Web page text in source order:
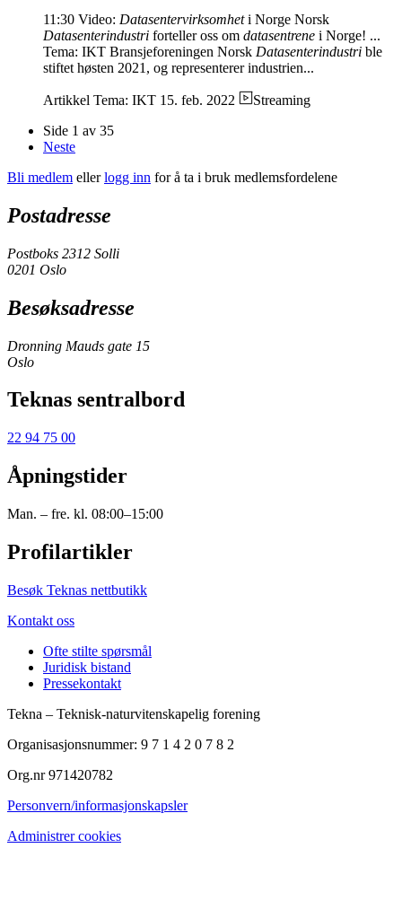
11:30 Video: Datasentervirksomheti Norge Norsk
Datasenterindustri forteller oss om datasentrene i Norge! ...
Tema: IKT Bransjeforeningen Norsk Datasenterindustri ble
stiftet høsten 2021, og representerer industrien...
Artikkel Tema: IKT 15. feb. 2022
Streaming
Side 1 av 35
Neste
Bli medlem ellerlogg inn for å ta i bruk medlemsfordelene
Postadresse
Postboks 2312 Solli
0201 Oslo
Besøksadresse
Dronning Mauds gate 15
Oslo
Teknas sentralbord
22 94 75 00
Åpningstider
Man. – fre. kl. 08:00–15:00
Profilartikler
Besøk Teknas nettbutikk
Kontakt oss
Ofte stilte spørsmål
Juridisk bistand
Pressekontakt
Tekna – Teknisk-naturvitenskapelig forening
Organisasjonsnummer: 9 7 1 4 2 0 7 8 2
Org.nr 971420782
Personvern/informasjonskapsler
Administrer cookies